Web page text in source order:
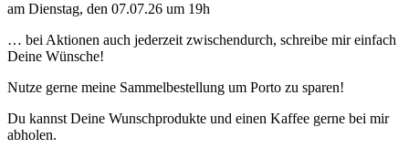
am Dienstag, den 07.07.26 um 19h
… bei Aktionen auch jederzeit zwischendurch, schreibe mir einfach
Deine Wünsche!
Nutze gerne meine Sammelbestellung um Porto zu sparen!
Du kannst Deine Wunschprodukte und einen Kaffee gerne bei mir
abholen.